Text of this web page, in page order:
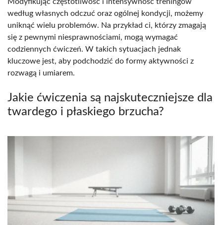
według własnych odczuć oraz ogólnej kondycji, możemy
uniknąć wielu problemów. Na przykład ci, którzy zmagają
się z pewnymi niesprawnościami, mogą wymagać
codziennych ćwiczeń. W takich sytuacjach jednak
kluczowe jest, aby podchodzić do formy aktywności z
rozwagą i umiarem.
Jakie ćwiczenia są najskuteczniejsze dla
twardego i płaskiego brzucha?